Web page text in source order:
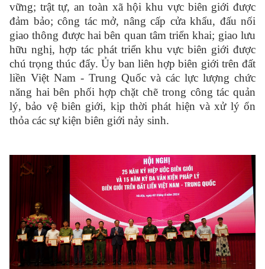
vững; trật tự, an toàn xã hội khu vực biên giới được
đảm bảo; công tác mở, nâng cấp cửa khẩu, đấu nối
giao thông được hai bên quan tâm triển khai; giao lưu
hữu nghị, hợp tác phát triển khu vực biên giới được
chú trọng thúc đẩy. Ủy ban liên hợp biên giới trên đất
liền Việt Nam - Trung Quốc và các lực lượng chức
năng hai bên phối hợp chặt chẽ trong công tác quản
lý, bảo vệ biên giới, kịp thời phát hiện và xử lý ổn
thỏa các sự kiện biên giới nảy sinh.